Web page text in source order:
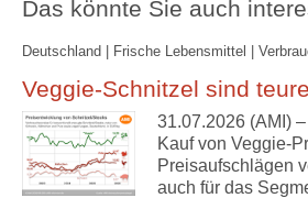
Das könnte Sie auch
Deutschland | Frische Lebensmittel |
Veggie-Schnitzel sind
31.07.2026 (AMI)
Kauf von Veggie-
Preisaufschlägen
auch für das